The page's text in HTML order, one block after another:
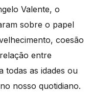
Valente, o
sobre o papel
coesão
entre
todas as idades ou
nosso quotidiano.